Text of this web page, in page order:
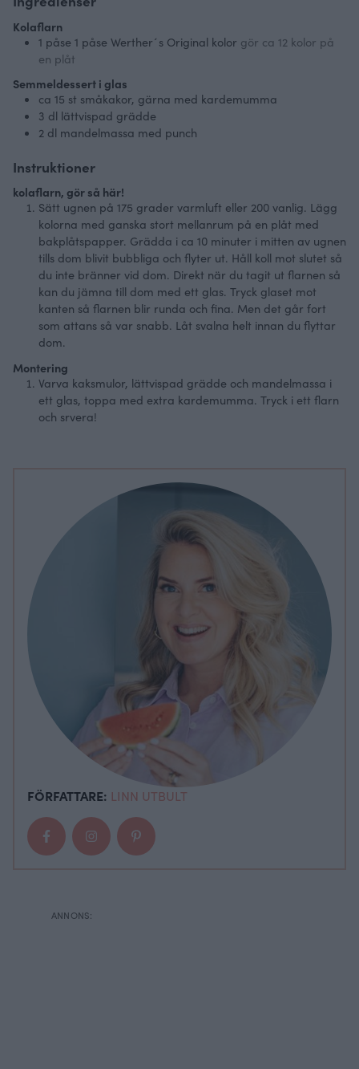
Kolaflarn
1 påse 1 påse Werther´s Original kolor gör ca 12 kolor på
en plåt
Semmeldessert i glas
ca 15 st småkakor, gärna med kardemumma
3 dl lättvispad grädde
2 dl mandelmassa med punch
Instruktioner
kolaflarn, gör så här!
Sätt ugnen på 175 grader varmluft eller 200 vanlig. Lägg
kolorna med ganska stort mellanrum på en plåt med
bakplåtspapper. Grädda i ca 10 minuter i mitten av ugnen
tills dom blivit bubbliga och flyter ut. Håll koll mot slutet så
du inte bränner vid dom. Direkt när du tagit ut flarnen så
kan du jämna till dom med ett glas. Tryck glaset mot
kanten så flarnen blir runda och fina. Men det går fort
som attans så var snabb. Låt svalna helt innan du flyttar
dom.
Montering
Varva kaksmulor, lättvispad grädde och mandelmassa i
ett glas, toppa med extra kardemumma. Tryck i ett flarn
och srvera!
FÖRFATTARE: LINN UTBULT